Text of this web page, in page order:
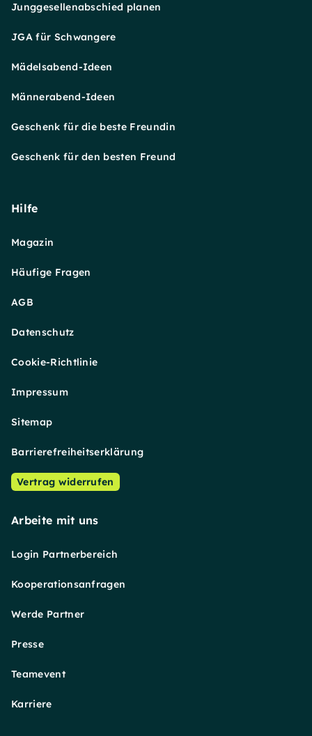
Junggesellenabschied planen
JGA für Schwangere
Mädelsabend-Ideen
Männerabend-Ideen
Geschenk für die beste Freundin
Geschenk für den besten Freund
Hilfe
Magazin
Häufige Fragen
AGB
Datenschutz
Cookie-Richtlinie
Impressum
Sitemap
Barrierefreiheitserklärung
Vertrag widerrufen
Arbeite mit uns
Login Partnerbereich
Kooperationsanfragen
Werde Partner
Presse
Teamevent
Karriere